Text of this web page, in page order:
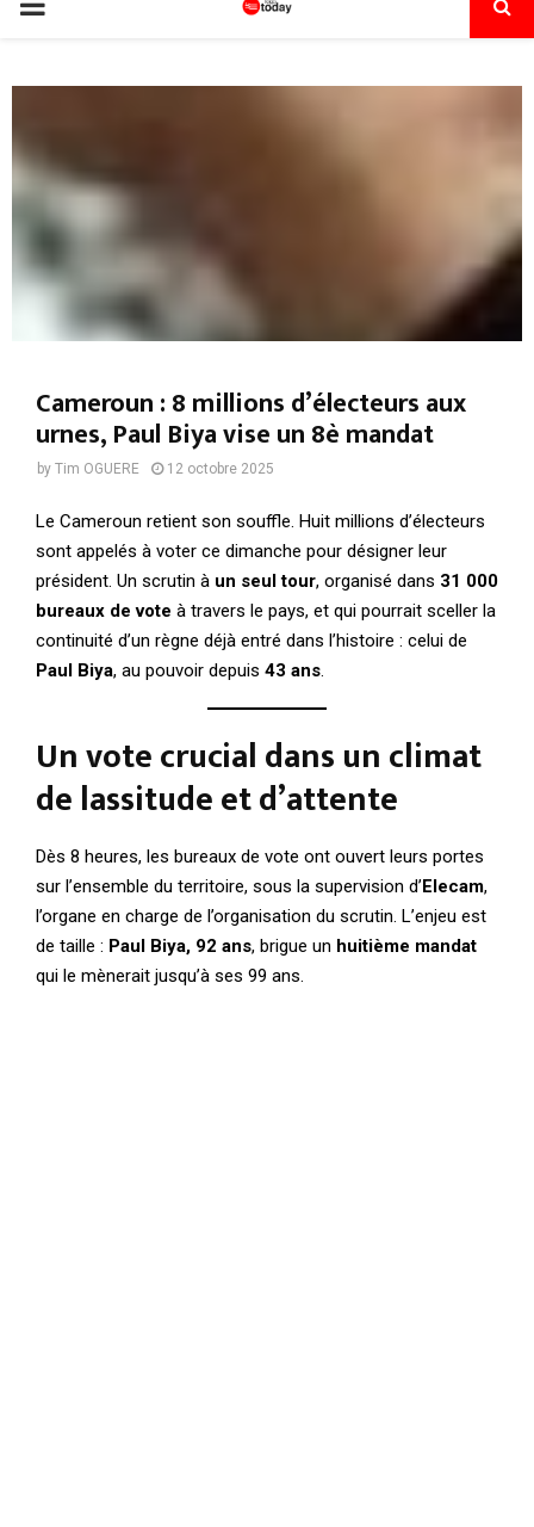
Cameroun : 8 millions d’électeurs aux
urnes, Paul Biya vise un 8è mandat
by Tim OGUERE 12 octobre 2025
Le Cameroun retient son souffle. Huit millions d’électeurs
sont appelés à voter ce dimanche pour désigner leur
président. Un scrutin à un seul tour, organisé dans 31 000
bureaux de vote à travers le pays, et qui pourrait sceller la
continuité d’un règne déjà entré dans l’histoire : celui de
Paul Biya, au pouvoir depuis 43 ans
Un vote crucial dans un climat
de lassitude et d’attente
Dès 8 heures, les bureaux de vote ont ouvert leurs portes
sur l’ensemble du territoire, sous la supervision d’Elecam,
l’organe en charge de l’organisation du scrutin. L’enjeu est
de taille : Paul Biya, 92 ans, brigue un huitième mandat
qui le mènerait jusqu’à ses 99 ans.